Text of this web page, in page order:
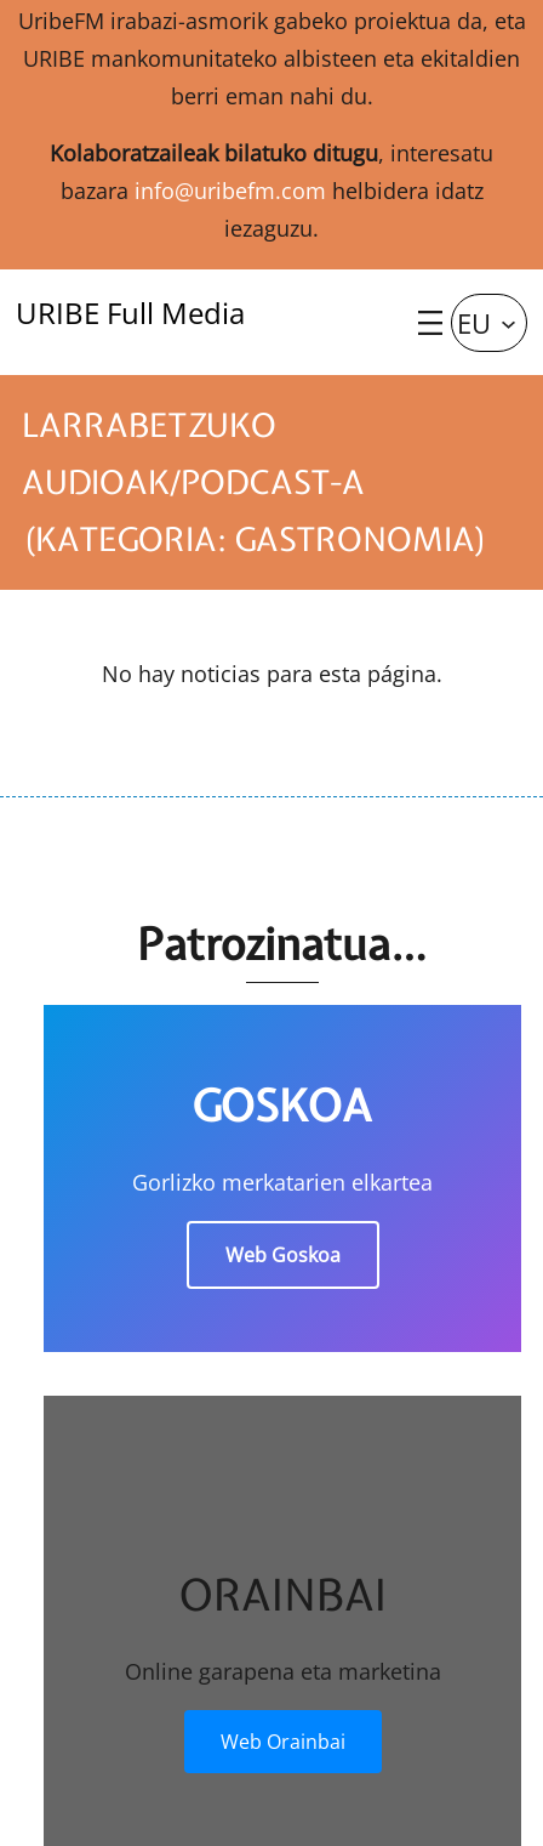
UribeFM irabazi-asmorik gabeko proiektua da, eta
URIBE mankomunitateko albisteen eta ekitaldien
berri eman nahi du.
Kolaboratzaileak bilatuko ditugu, interesatu
bazara info@uribefm.com helbidera idatz
iezaguzu.
URIBE Full Media EU
LARRABETZUKO
AUDIOAK/PODCAST-A
(KATEGORIA: GASTRONOMIA)
No hay noticias para esta página.
Patrozinatua…
GOSKOA
Gorlizko merkatarien elkartea
Web Goskoa
ORAINBAI
Online garapena eta marketina
Web Orainbai